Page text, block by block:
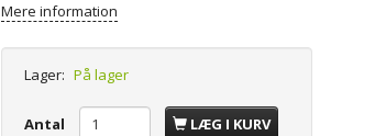
Mere information
Lager: På lager
Antal LÆG I KURV